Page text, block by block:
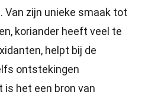
Van zijn unieke smaak tot
koriander heeft veel te
helpt bij de
ontstekingen
is het een bron van